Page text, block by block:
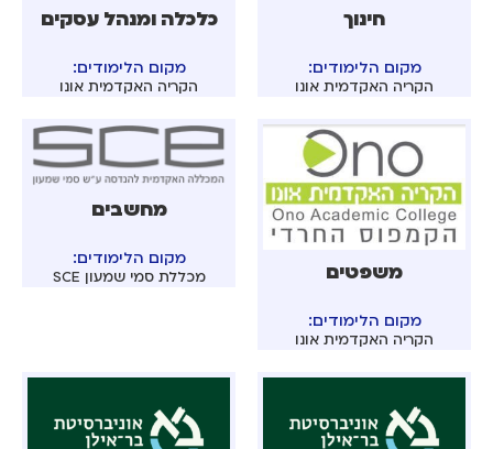
חינוך
מקום הלימודים:
הקריה האקדמית אונו
כלכלה ומנהל עסקים
מקום הלימודים:
הקריה האקדמית אונו
משפטים
מקום הלימודים:
הקריה האקדמית אונו
מחשבים
מקום הלימודים:
מכללת סמי שמעון SCE